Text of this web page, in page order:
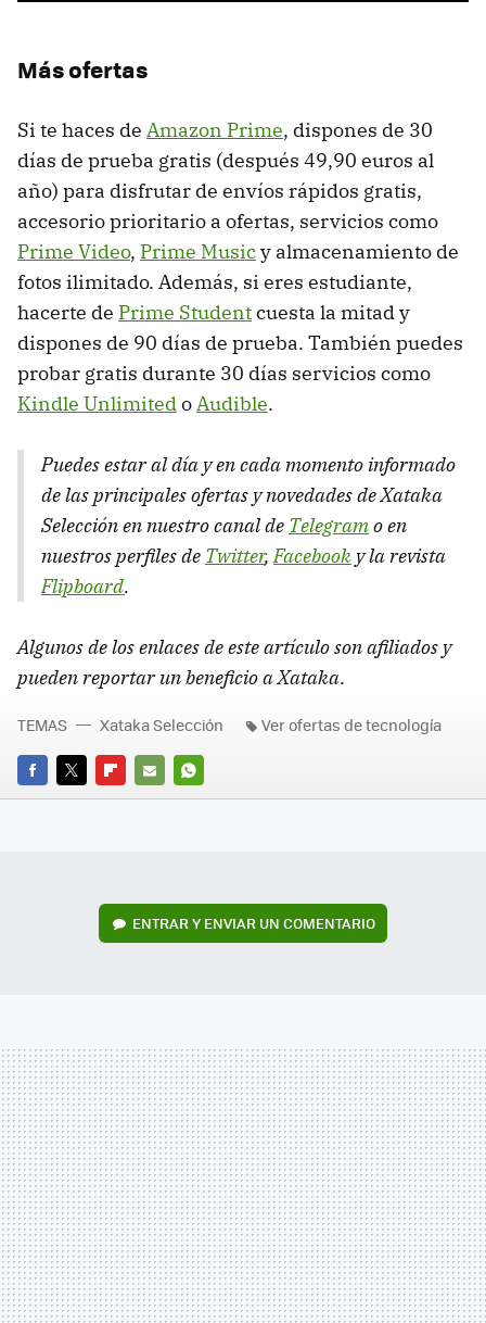
Más ofertas
Si te haces de Amazon Prime, dispones de 30
días de prueba gratis (después 49,90 euros al
año) para disfrutar de envíos rápidos gratis,
accesorio prioritario a ofertas, servicios como
Prime Video, Prime Musicy almacenamiento de
fotos ilimitado. Además, si eres estudiante,
hacerte de Prime Studentcuesta la mitad y
dispones de 90 días de prueba. También puedes
probar gratis durante 30 días servicios como
Kindle UnlimitedoAudible.
Puedes estar al día y en cada momento informado
de las principales ofertas y novedades de Xataka
Selección en nuestro canal de Telegramo en
nuestros perfiles de Twitter,Facebook y la revista
Flipboard.
Algunos de los enlaces de este artículo son afiliados y
pueden reportar un beneficio a Xataka.
FACEBOOK
TWITTERFLIPBOARD
E-
WHATSAPP
TEMAS Xataka Selección Ver ofertas de tecnología
ENTRAR Y ENVIAR UN COMENTARIO